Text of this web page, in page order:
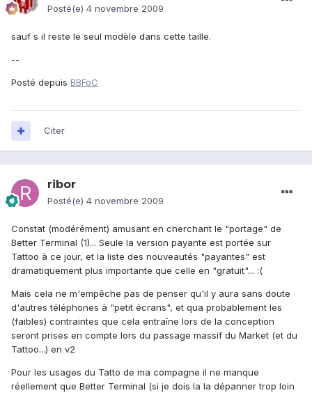
Posté(e) 4 novembre 2009
sauf s il reste le seul modèle dans cette taille.
--
Posté depuis BBFoC
Citer
ribor
Posté(e) 4 novembre 2009
Constat (modérément) amusant en cherchant le "portage" de
Better Terminal (1)... Seule la version payante est portée sur
Tattoo à ce jour, et la liste des nouveautés "payantes" est
dramatiquement plus importante que celle en "gratuit"... :(
Mais cela ne m'empêche pas de penser qu'il y aura sans doute
d'autres téléphones à "petit écrans", et qua probablement les
(faibles) contraintes que cela entraîne lors de la conception
seront prises en compte lors du passage massif du Market (et du
Tattoo...) en v2
Pour les usages du Tatto de ma compagne il ne manque
réellement que Better Terminal (si je dois la la dépanner trop loin